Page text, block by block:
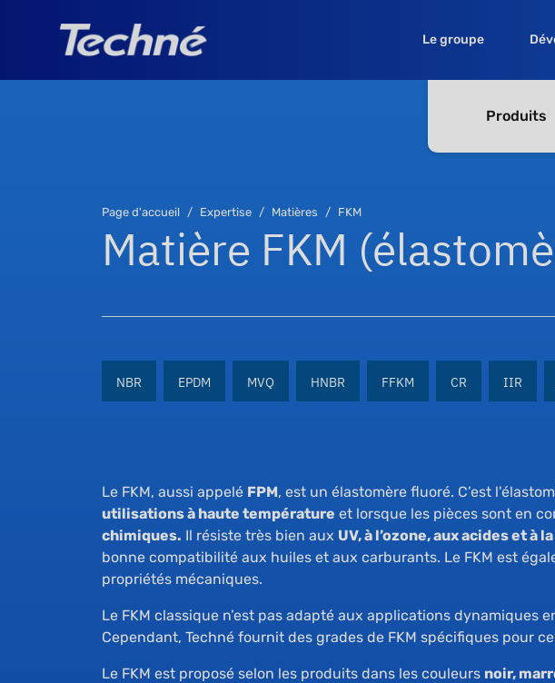
Le groupe
Produits
Page d'accueil Expertise Matières FKM
Matière FKM
NBR EPDM MVQ HNBR FFKM CR IIR
Le FKM, aussi appelé FPM, est un élastomère fluoré. C’est
utilisations à haute température et lorsque les pièces sont en
chimiques. Il résiste très bien aux UV, à l’ozone, aux acides et à
bonne compatibilité aux huiles et aux carburants. Le FKM est
propriétés mécaniques.
Le FKM classique n’est pas adapté aux applications dynamiques
Cependant, Techné fournit des grades de FKM spécifiques pour
Le FKM est proposé selon les produits dans les couleurs noir,